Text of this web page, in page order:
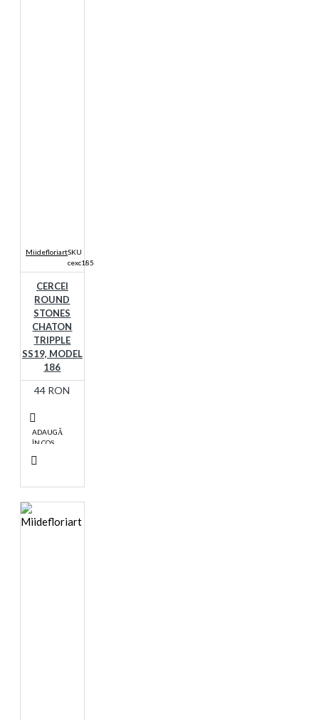
MiidefloriartSKU
cexc185
CERCEI
ROUND
STONES
CHATON
TRIPPLE
SS19, MODEL
186
44 RON
ADAUGĂ
ÎN COŞ